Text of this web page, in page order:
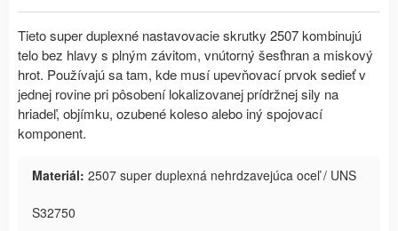
Tieto super duplexné nastavovacie skrutky 2507 kombinujú
telo bez hlavy s plným závitom, vnútorný šesťhran a miskový
hrot. Používajú sa tam, kde musí upevňovací prvok sedieť v
jednej rovine pri pôsobení lokalizovanej prídržnej sily na
hriadeľ, objímku, ozubené koleso alebo iný spojovací
komponent.
Materiál: 2507 super duplexná nehrdzavejúca oceľ / UNS
S32750